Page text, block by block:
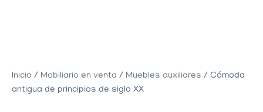
Inicio / Mobiliario en venta / Muebles auxiliares / Cómoda
antigua de principios de siglo XX